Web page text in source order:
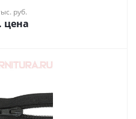
руб.
цена